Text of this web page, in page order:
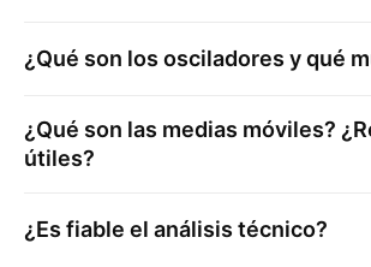
¿Qué son los osciladores y qué
¿Qué son las medias móviles?
útiles?
¿Es fiable el análisis técnico?